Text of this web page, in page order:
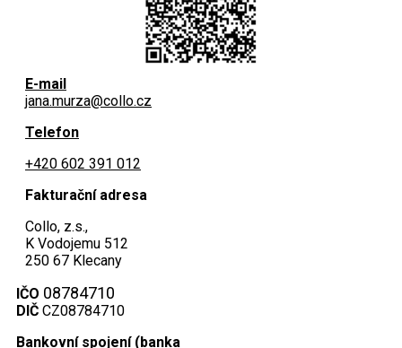
E-mail
jana.murza@collo.cz
Telefon
+420 602 391 012
Fakturační adresa
Collo, z.s.,
K Vodojemu 512
250 67 Klecany
IČO 08784710
DIČ CZ08784710
Bankovní spojení (banka